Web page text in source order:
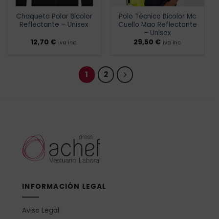
Chaqueta Polar Bicolor
Reflectante – Unisex
12,70 € iva inc.
Polo Técnico Bicolor Mc
Cuello Mao Reflectante
– Unisex
29,50 € iva inc.
1 2
INFORMACIÓN LEGAL
Aviso Legal